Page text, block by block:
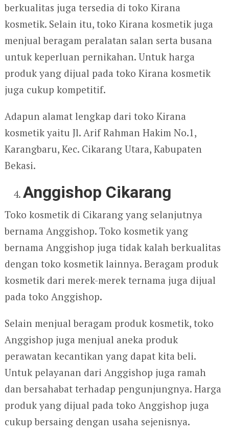
berkualitas juga tersedia di toko Kirana
kosmetik. Selain itu, toko Kirana kosmetik juga
menjual beragam peralatan salan serta busana
untuk keperluan pernikahan. Untuk harga
produk yang dijual pada toko Kirana kosmetik
juga cukup kompetitif.
Adapun alamat lengkap dari toko Kirana
kosmetik yaitu Jl. Arif Rahman Hakim No.1,
Karangbaru, Kec. Cikarang Utara, Kabupaten
Bekasi.
Anggishop Cikarang
Toko kosmetik di Cikarang yang selanjutnya
bernama Anggishop. Toko kosmetik yang
bernama Anggishop juga tidak kalah berkualitas
dengan toko kosmetik lainnya. Beragam produk
kosmetik dari merek-merek ternama juga dijual
pada toko Anggishop.
Selain menjual beragam produk kosmetik, toko
Anggishop juga menjual aneka produk
perawatan kecantikan yang dapat kita beli.
Untuk pelayanan dari Anggishop juga ramah
dan bersahabat terhadap pengunjungnya. Harga
produk yang dijual pada toko Anggishop juga
cukup bersaing dengan usaha sejenisnya.